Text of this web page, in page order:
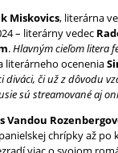
Miskovics, literárna
– literárny vedec
.Hlavným cieľom litera
literárneho ocenenia
diváci, či už z dôvodu
sú streamované aj
s Vandou
chrípky až po